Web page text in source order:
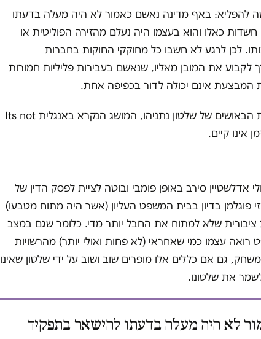
להפליא: באף מדינה נאשם כאמור לא היה מעלה בדעתו
כאלו והוא בעצמו היה נעלם מהזירה הפוליטית או
לכן לרגע לא חשבו כל מחוקקי החוקות בחברות
לקבוע את המובן מאליו, שנאשם בעבירות פליליות חמורות
המבצעת אינם יכולה לדור בכפיפה אחת.
בישראל, וזה עוד אחד מפירות הבאושים של שלטון נתניהו, המושג הנקרא באנגלית Its not
אדלשטיין סירב באופן פומבי ובוטה לציית לפסק הדין של
בדיון בבית המשפט העליון (אשר היה מתוח מטבעו)
ציבורית שלא למתוח את החבל יותר מדי. כלומר שגם במצב
עצמו כמי שאחראי (לא פחות ואולי יותר) מהרשויות
גם אם כללים אלו מופרים שוב ושוב על ידי שלטון שאינו
את שלטונו.
לא היה מעלה בדעתו להישאר בתפקיד